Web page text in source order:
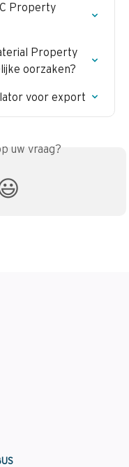
Property
Property
oorzaken?
voor export
uw vraag?